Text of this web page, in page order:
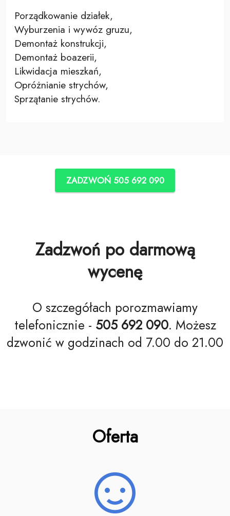
Porządkowanie działek,
Wyburzenia i wywóz gruzu,
Demontaż konstrukcji,
Demontaż boazerii,
Likwidacja mieszkań,
Opróżnianie strychów,
Sprzątanie strychów.
ZADZWOŃ 505 692 090
Zadzwoń po darmową
wycenę
O szczegółach porozmawiamy
telefonicznie - 505 692 090. Możesz
dzwonić w godzinach od 7.00 do 21.00
Oferta